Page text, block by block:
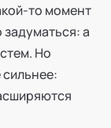
то момент
а
Но